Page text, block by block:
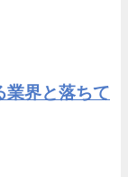
業界と落ちて